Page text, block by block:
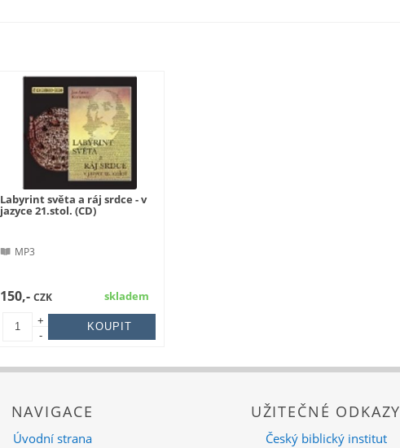
Labyrint světa a ráj srdce - v
jazyce 21.stol. (CD)
MP3
skladem
+
-
150,-CZK
NAVIGACE
Úvodní strana
UŽITEČNÉ ODKAZY
Český biblický institut